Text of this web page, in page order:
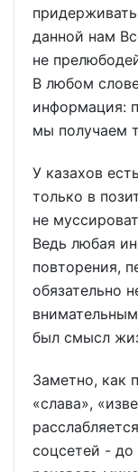
данной нам
не
В любом
информация:
мы получаем
У казахов
только в
не
Ведь любая
повторения,
обязательно
был смысл
Заметно, как
«слава»,
соцсетей - до